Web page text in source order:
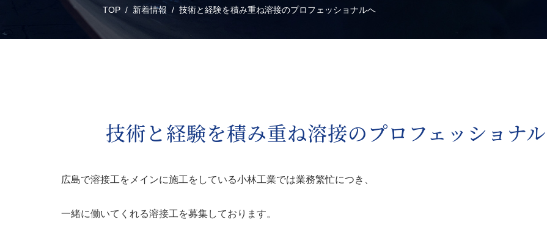
TOP 新着情報 技術と経験を積み重ね溶接のプロフェッショナルへ
技術と経験を積み重ね溶接のプロフェッショナ
広島で溶接工をメインに施工をしている小林工業では業務繁忙につき、
一緒に働いてくれる溶接工を募集しております。